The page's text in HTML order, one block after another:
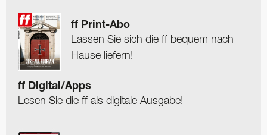
ff Print-Abo
Lassen Sie sich die ff bequem nach
Hause liefern!
ff Digital/Apps
Lesen Sie die ff als digitale Ausgabe!